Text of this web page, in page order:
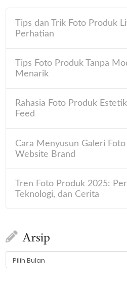
Tips dan Trik Foto Produk
Perhatian
Tips Foto Produk Tanpa
Menarik
Rahasia Foto Produk
Feed
Cara Menyusun Galeri
Website Brand
Tren Foto Produk 2025:
Teknologi, dan Cerita
Arsip
Arsip